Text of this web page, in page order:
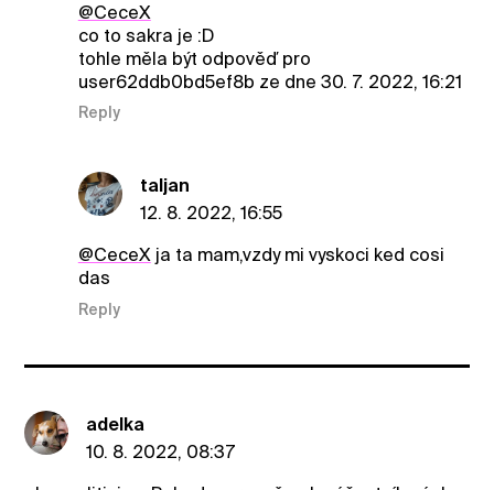
@CeceX
co to sakra je :D
tohle měla být odpověď pro
user62ddb0bd5ef8b ze dne 30. 7. 2022, 16:21
Reply
taljan
12. 8. 2022, 16:55
@CeceXja ta mam,vzdy mi vyskoci ked cosi
das
Reply
adelka
10. 8. 2022, 08:37